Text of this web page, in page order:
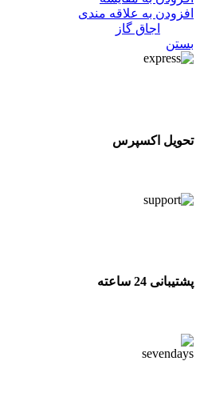
افزودن به علاقه مندی
اجاق گاز
بستن
تحویل اکسپرس
پشتیبانی 24 ساعته